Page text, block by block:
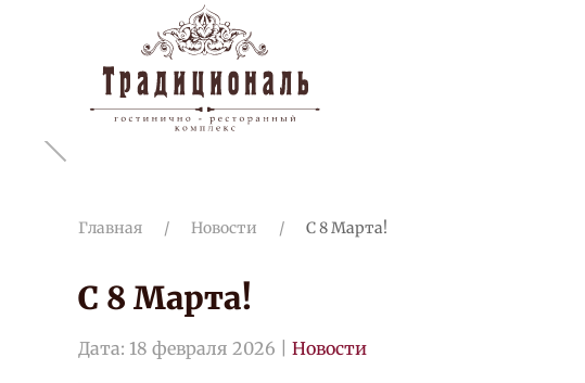
Перейти к содержимому
Главная Новости С 8 Марта!
С 8 Марта!
Дата: 18 февраля 2026 Новости